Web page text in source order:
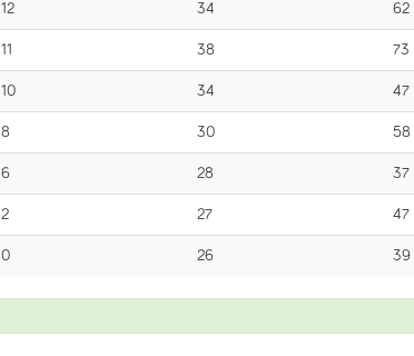
12 34 62
11 38 73
10 34 47
8 30 58
6 28 37
2 27 47
0 26 39